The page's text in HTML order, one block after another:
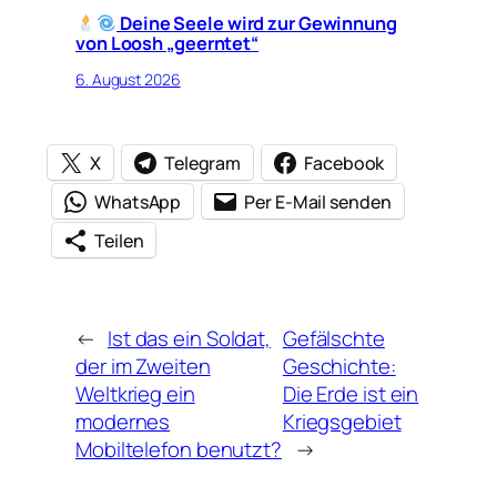
Deine Seele wird zur Gewinnung
von Loosh „geerntet“
6. August 2026
X Telegram
Facebook
WhatsApp
Per E-Mail senden
Teilen
← Ist das ein Soldat,
der im Zweiten
Weltkrieg ein
modernes
Mobiltelefon benutzt?
Gefälschte
Geschichte:
Die Erde ist ein
Kriegsgebiet
→